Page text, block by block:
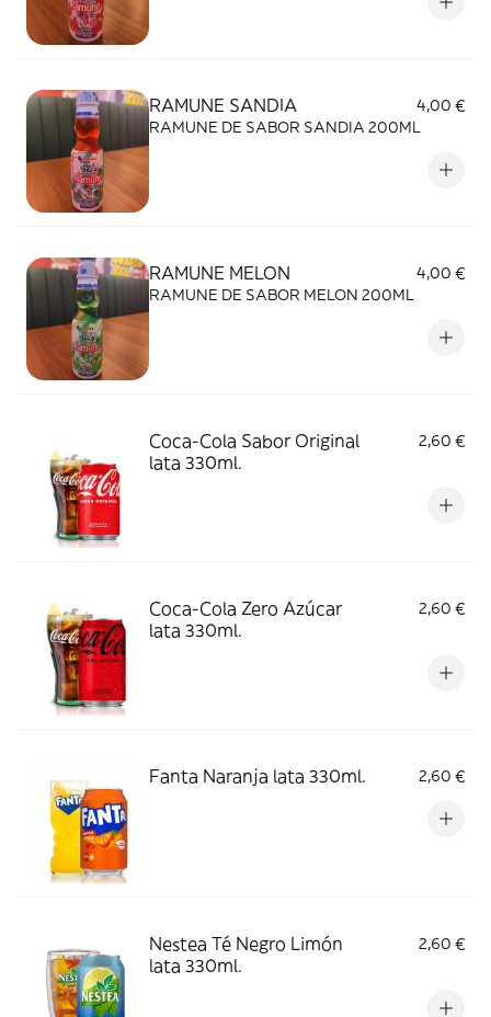
RAMUNE SANDIA
4,00 €
RAMUNE DE SABOR SANDIA 200ML
RAMUNE MELON
4,00 €
RAMUNE DE SABOR MELON 200ML
Coca-Cola Sabor Original
lata 330ml.
2,60 €
Coca-Cola Zero Azúcar
lata 330ml.
2,60 €
Fanta Naranja lata 330ml. 2,60 €
Nestea Té Negro Limón
lata 330ml.
2,60 €